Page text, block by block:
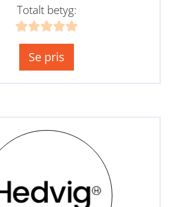
Totalt betyg:
Se pris